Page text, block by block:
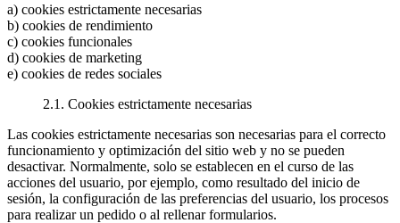
a) cookies estrictamente necesarias
b) cookies de rendimiento
c) cookies funcionales
d) cookies de marketing
e) cookies de redes sociales
2.1. Cookies estrictamente necesarias
Las cookies estrictamente necesarias son necesarias para el correcto
funcionamiento y optimización del sitio web y no se pueden
desactivar. Normalmente, solo se establecen en el curso de las
acciones del usuario, por ejemplo, como resultado del inicio de
sesión, la configuración de las preferencias del usuario, los procesos
para realizar un pedido o al rellenar formularios.